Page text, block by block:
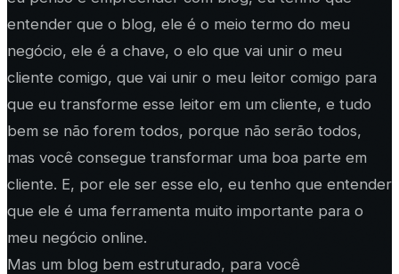
entender que o blog, ele é o meio termo do meu
negócio, ele é a chave, o elo que vai unir o meu
cliente comigo, que vai unir o meu leitor comigo para
que eu transforme esse leitor em um cliente, e tudo
bem se não forem todos, porque não serão todos,
mas você consegue transformar uma boa parte em
cliente. E, por ele ser esse elo, eu tenho que entender
que ele é uma ferramenta muito importante para o
meu negócio online.
Mas um blog bem estruturado, para você